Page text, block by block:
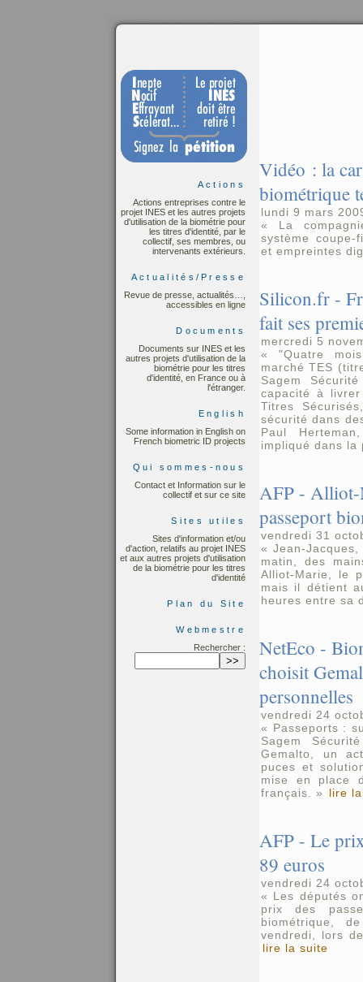
Vidéo : la
biométrique
lundi 9 mars
« La
système coupe-
et empreintes
Silicon.fr -
fait ses
mercredi 5
« "Quatre
marché TES
Sagem
capacité à
Titres
sécurité dans
Paul
impliqué dans
AFP - Alliot-
passeport
vendredi 31
« Jean-
matin, des
Alliot-Marie, le
mais il détient
heures entre sa
NetEco -
choisit
personnelles
vendredi 24
« Passeports :
Sagem
Gemalto, un
puces et
mise en place
français. »
lire
AFP - Le
89 euros
vendredi 24
« Les députés
prix des
biométrique,
vendredi, lors
lire la suite
Actions
Actions entreprises contre le
projet INES et les autres projets
d'utilisation de la biométrie pour
les titres d'identité, par le
collectif, ses membres, ou
intervenants extérieurs.
Actualités/Presse
Revue de presse, actualités…,
accessibles en ligne
Documents
Documents sur INES et les
autres projets d'utilisation de la
biométrie pour les titres
d'identité, en France ou à
l'étranger.
English
Some information in English on
French biometric ID projects
Qui sommes-nous
Contact et Information sur le
collectif et sur ce site
Sites utiles
Sites d'information et/ou
d'action, relatifs au projet INES
et aux autres projets d'utilisation
de la biométrie pour les titres
d'identité
Plan du Site
Webmestre
Rechercher :